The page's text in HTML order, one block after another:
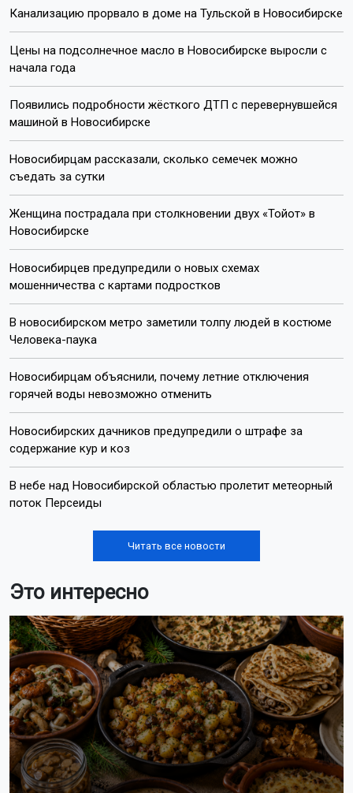
Канализацию прорвало в доме на Тульской в Новосибирске
Цены на подсолнечное масло в Новосибирске выросли с
начала года
Появились подробности жёсткого ДТП с перевернувшейся
машиной в Новосибирске
Новосибирцам рассказали, сколько семечек можно
съедать за сутки
Женщина пострадала при столкновении двух «Тойот» в
Новосибирске
Новосибирцев предупредили о новых схемах
мошенничества с картами подростков
В новосибирском метро заметили толпу людей в костюме
Человека-паука
Новосибирцам объяснили, почему летние отключения
горячей воды невозможно отменить
Новосибирских дачников предупредили о штрафе за
содержание кур и коз
В небе над Новосибирской областью пролетит метеорный
поток Персеиды
Читать все новости
Это интересно